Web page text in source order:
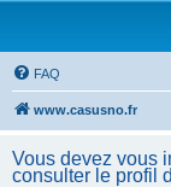
FAQ
www.casusno.fr
Vous devez vous
consulter le profil